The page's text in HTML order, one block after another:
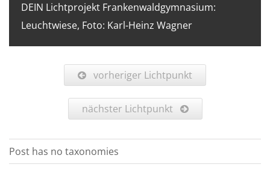
DEIN Lichtprojekt Frankenwaldgymnasium:
Leuchtwiese, Foto: Karl-Heinz Wagner
vorheriger Lichtpunkt
nächster Lichtpunkt
Post has no taxonomies